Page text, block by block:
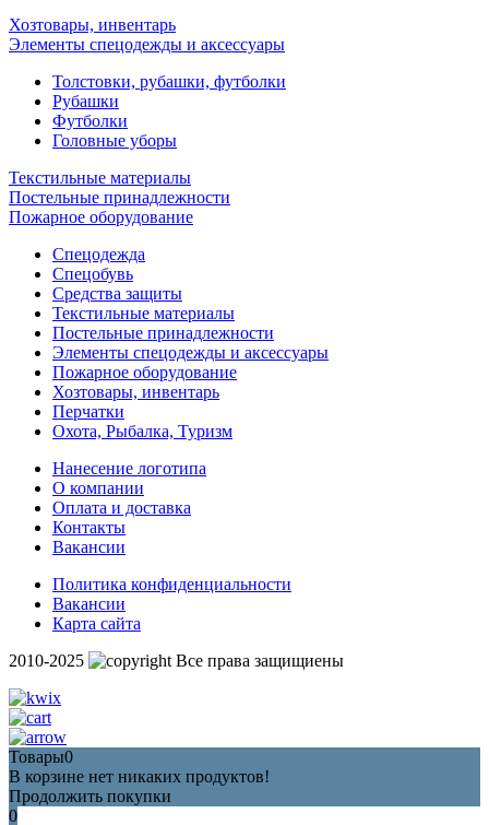
Хозтовары, инвентарь
Элементы спецодежды и аксессуары
Толстовки, рубашки, футболки
Рубашки
Футболки
Головные уборы
Текстильные материалы
Постельные принадлежности
Пожарное оборудование
Спецодежда
Спецобувь
Средства защиты
Текстильные материалы
Постельные принадлежности
Элементы спецодежды и аксессуары
Пожарное оборудование
Хозтовары, инвентарь
Перчатки
Охота, Рыбалка, Туризм
Нанесение логотипа
О компании
Оплата и доставка
Контакты
Вакансии
Политика конфиденциальности
Вакансии
Карта сайта
2010-2025
Все права защищиены
Товары0
В корзине нет никаких продуктов!
Продолжить покупки
0